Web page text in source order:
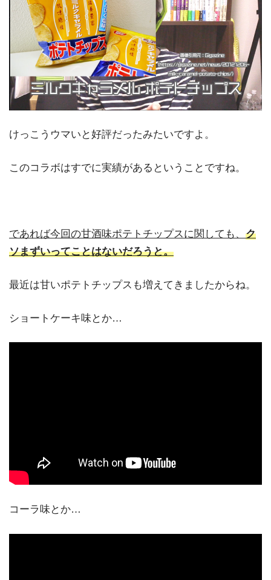
けっこうウマいと好評だったみたいですよ。
このコラボはすでに実績があるということですね。
であれば今回の甘酒味ポテトチップスに関しても、 ク
ソまずいってことはないだろうと。
最近は甘いポテトチップスも増えてきましたからね。
ショートケーキ味とか…
コーラ味とか…